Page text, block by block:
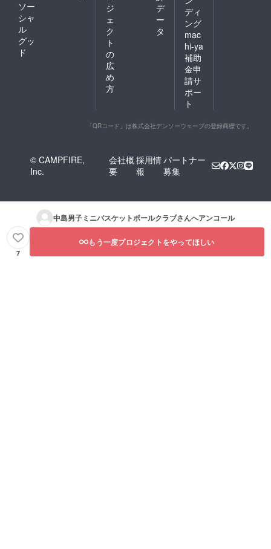
ソー
シャ
ル
グッ
ド
ジ
ェ
ク
ト
の
広
め
方
デ
ー
タ
ディ
ング
mac
hi-ya
補助
金申
請サ
ポー
ト
「QRコード」は株式会社デンソーウェーブの登録商標です。
© CAMPFIRE,
Inc.
会社概
要
採用情
報
パートナー
募集
中島男子ミニバスケットボールクラブさんへアンコール
7
もう一度プロジェクトをやってほしい